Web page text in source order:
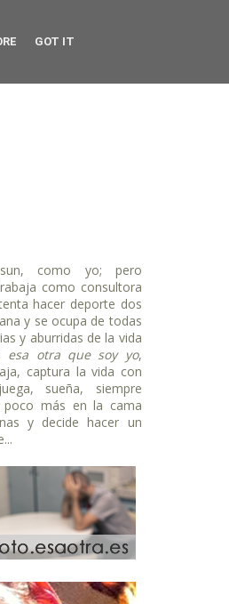
como yo; pero
como consultora
hacer deporte dos
y se ocupa de todas
y aburridas de la vida
esa otra que soy yo,
captura la vida con
sueña, siempre
poco más en la cama
y decide hacer un
GOT IT